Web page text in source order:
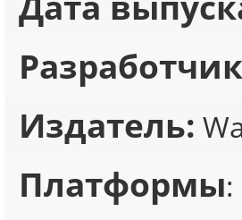
Издатель:
Платформы: